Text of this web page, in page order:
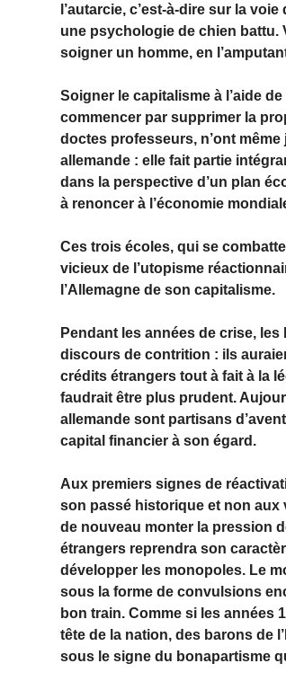
l’autarcie, c’est-à-dire sur la
une psychologie de chien battu.
soigner un homme, en
Soigner le capitalisme à l’aide
commencer par supprimer la
doctes professeurs, n’ont
allemande : elle fait partie
dans la perspective d’un plan
à renoncer à l’économie
Ces trois écoles, qui se
vicieux de l’utopisme
l’Allemagne de son capitalisme.
Pendant les années de crise,
discours de contrition : ils
crédits étrangers tout à fait à la
faudrait être plus prudent.
allemande sont partisans
capital financier à son égard.
Aux premiers signes de
son passé historique et non
de nouveau monter la pression
étrangers reprendra son
développer les monopoles. Le
sous la forme de convulsions
bon train. Comme si les années
tête de la nation, des barons de
sous le signe du bonapartisme